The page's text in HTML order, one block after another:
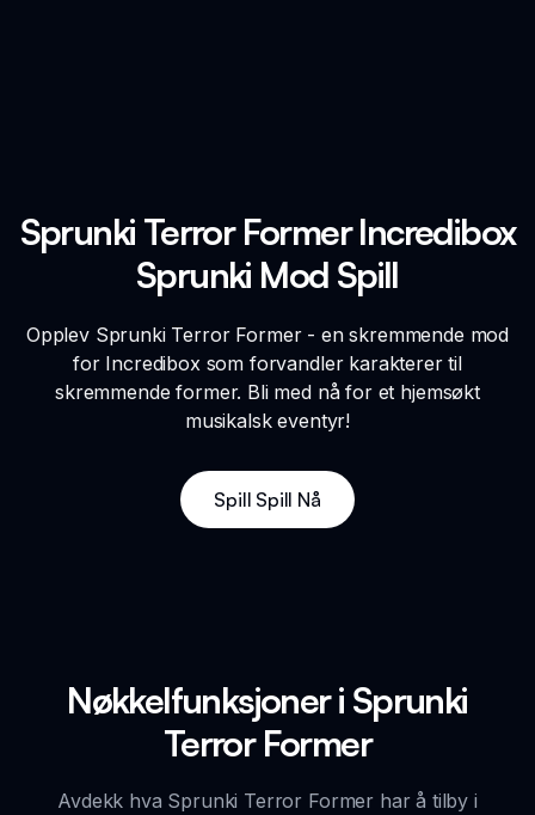
Sprunki Terror Former Incredibox
Sprunki Mod Spill
Opplev Sprunki Terror Former - en skremmende mod
for Incredibox som forvandler karakterer til
skremmende former. Bli med nå for et hjemsøkt
musikalsk eventyr!
Spill Spill Nå
Nøkkelfunksjoner i Sprunki
Terror Former
Avdekk hva Sprunki Terror Former har å tilby i